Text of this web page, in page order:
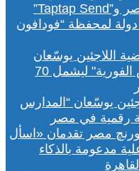
شراكة بين ڤودافون مصر و”Taptap Send”
لتحويل الأموال من 30 دولة لمحفظة “فودافون
يوسّعان “المدارس